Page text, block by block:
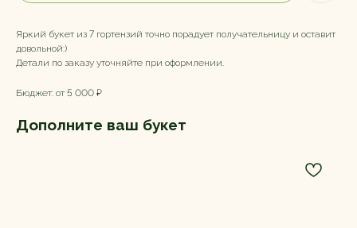
Яркий букет из 7 гортензий точно порадует получательницу и оставит
довольной:)
Детали по заказу уточняйте при оформлении.
Бюджет: от 5 000 ₽
Дополните ваш букет